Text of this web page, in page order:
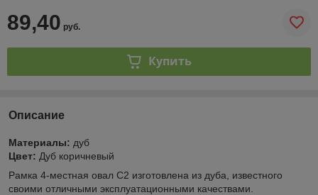
89,40 руб.
Купить
Описание
Материалы: дуб
Цвет: Дуб коричневый
Рамка 4-местная овал С2 изготовлена из дуба, известного
своими отличными эксплуатационными качествами.